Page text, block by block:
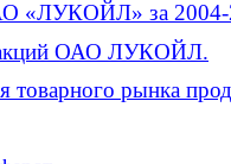
«ЛУКОЙЛ» за 2004-
акций ОАО ЛУКОЙЛ.
товарного рынка